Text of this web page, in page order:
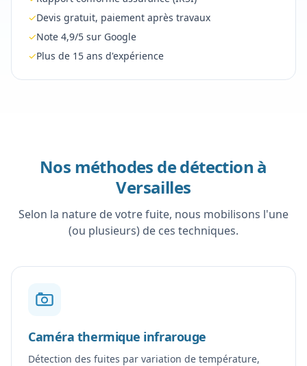
✓Devis gratuit, paiement après travaux
✓Note 4,9/5 sur Google
✓Plus de 15 ans d'expérience
Nos méthodes de détection à
Versailles
Selon la nature de votre fuite, nous mobilisons l'une
(ou plusieurs) de ces techniques.
Caméra thermique infrarouge
Détection des fuites par variation de température,